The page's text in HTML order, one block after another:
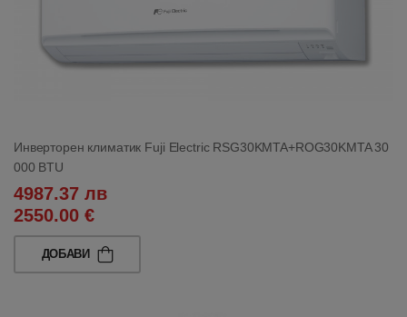
Инверторен климатик Fuji Electric RSG30KMTA+ROG30KMTA 30
000 BTU
4987.37 лв
2550.00 €
ДОБАВИ